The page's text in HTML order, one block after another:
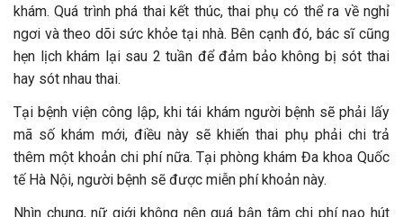
khám. Quá trình phá thai kết thúc, thai phụ có thể ra về nghỉ
ngơi và theo dõi sức khỏe tại nhà. Bên cạnh đó, bác sĩ cũng
hẹn lịch khám lại sau 2 tuần để đảm bảo không bị sót thai
hay sót nhau thai.
Tại bệnh viện công lập, khi tái khám người bệnh sẽ phải lấy
mã số khám mới, điều này sẽ khiến thai phụ phải chi trả
thêm một khoản chi phí nữa. Tại phòng khám Đa khoa Quốc
tế Hà Nội, người bệnh sẽ được miễn phí khoản này.
Nhìn chung, nữ giới không nên quá bận tâm chi phí nạo hút